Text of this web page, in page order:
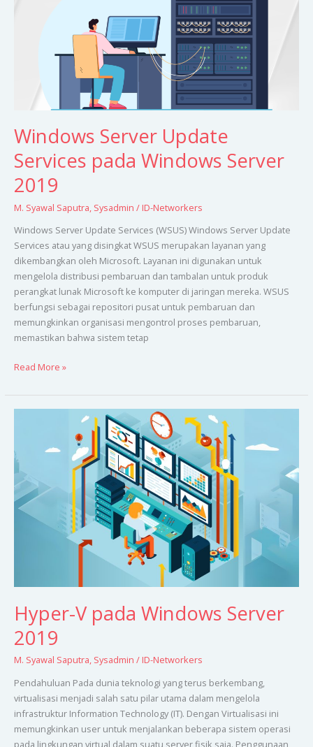
Windows Server Update
Services pada Windows Server
2019
M. Syawal Saputra Sysadmin / ID-Networkers
Windows Server Update Services (WSUS) Windows Server Update
Services atau yang disingkat WSUS merupakan layanan yang
dikembangkan oleh Microsoft. Layanan ini digunakan untuk
mengelola distribusi pembaruan dan tambalan untuk produk
perangkat lunak Microsoft ke komputer di jaringan mereka. WSUS
berfungsi sebagai repositori pusat untuk pembaruan dan
memungkinkan organisasi mengontrol proses pembaruan,
memastikan bahwa sistem tetap
Read More »
Hyper-V pada Windows Server
2019
M. Syawal Saputra, Sysadmin / ID-Networkers
Pendahuluan Pada dunia teknologi yang terus berkembang,
virtualisasi menjadi salah satu pilar utama dalam mengelola
infrastruktur Information Technology (IT). Dengan Virtualisasi ini
memungkinkan user untuk menjalankan beberapa sistem operasi
pada lingkungan virtual dalam suatu server fisik saja. Penggunaan
Windows
Server
2019